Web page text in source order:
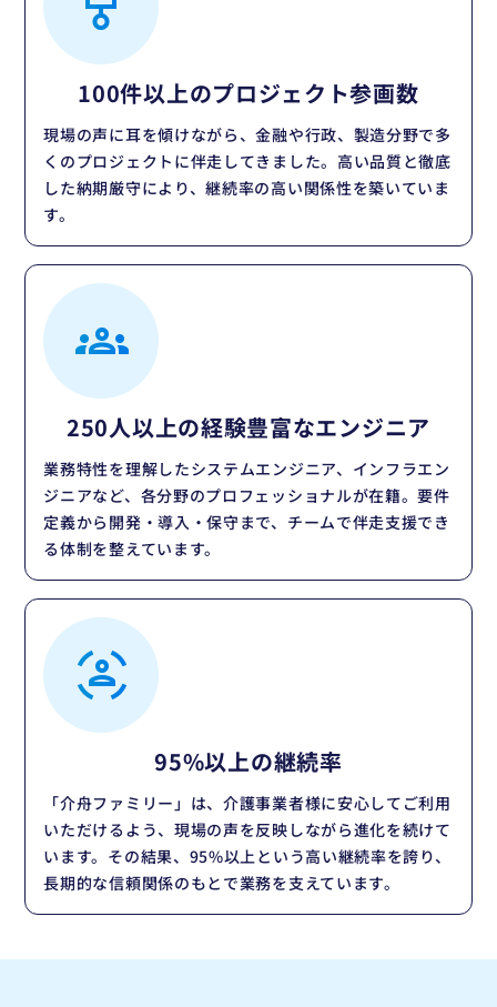
100件以上のプロジェクト参画数
現場の声に耳を傾けながら、金融や行政、製造分野で多
くのプロジェクトに伴走してきました。高い品質と徹底
した納期厳守により、継続率の高い関係性を築いていま
す。
250人以上の経験豊富なエンジニア
業務特性を理解したシステムエンジニア、インフラエン
ジニアなど、各分野のプロフェッショナルが在籍。要件
定義から開発・導入・保守まで、チームで伴走支援でき
る体制を整えています。
95%以上の継続率
「介舟ファミリー」は、介護事業者様に安心してご利用
いただけるよう、現場の声を反映しながら進化を続けて
います。その結果、95%以上という高い継続率を誇り、
長期的な信頼関係のもとで業務を支えています。